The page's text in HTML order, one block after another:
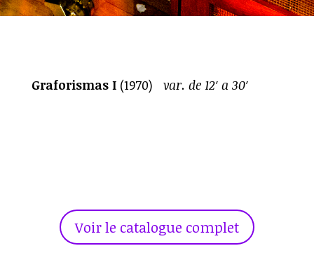
Graforismas I(1970) var. de 12′ a 30′
Voir le catalogue complet